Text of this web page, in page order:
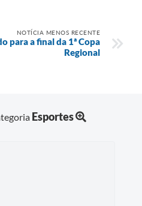
NOTÍCIA MENOS RECENTE
para a final da 1ª Copa
Regional
Esportes